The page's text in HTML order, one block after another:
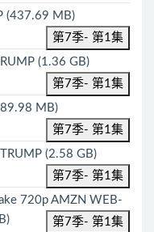
(437.69 MB)
第7季- 第1集
(1.36 GB)
第7季- 第1集
MB)
第7季- 第1集
(2.58 GB)
第7季- 第1集
720p AMZN WEB-
第7季- 第1集